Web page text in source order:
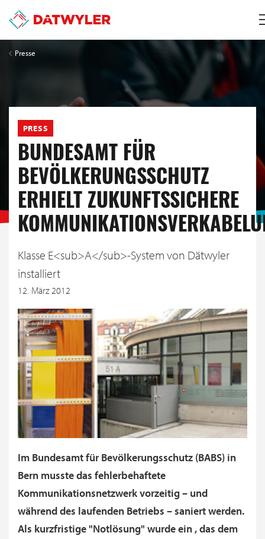
Presse
PRESS
BUNDESAMT FÜR
BEVÖLKERUNGSSCHUTZ
ERHIELT ZUKUNFTSSICHERE
Klasse E<sub>A</sub>-System von Dätwyler
installiert
12. März 2012
Im Bundesamt für Bevölkerungsschutz (BABS) in
Bern musste das fehlerbehaftete
Kommunikationsnetzwerk vorzeitig – und
während des laufenden Betriebs – saniert werden.
Als kurzfristige "Notlösung" wurde ein , das dem